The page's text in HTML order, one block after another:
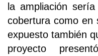
la ampliación
cobertura como en
expuesto también
proyecto